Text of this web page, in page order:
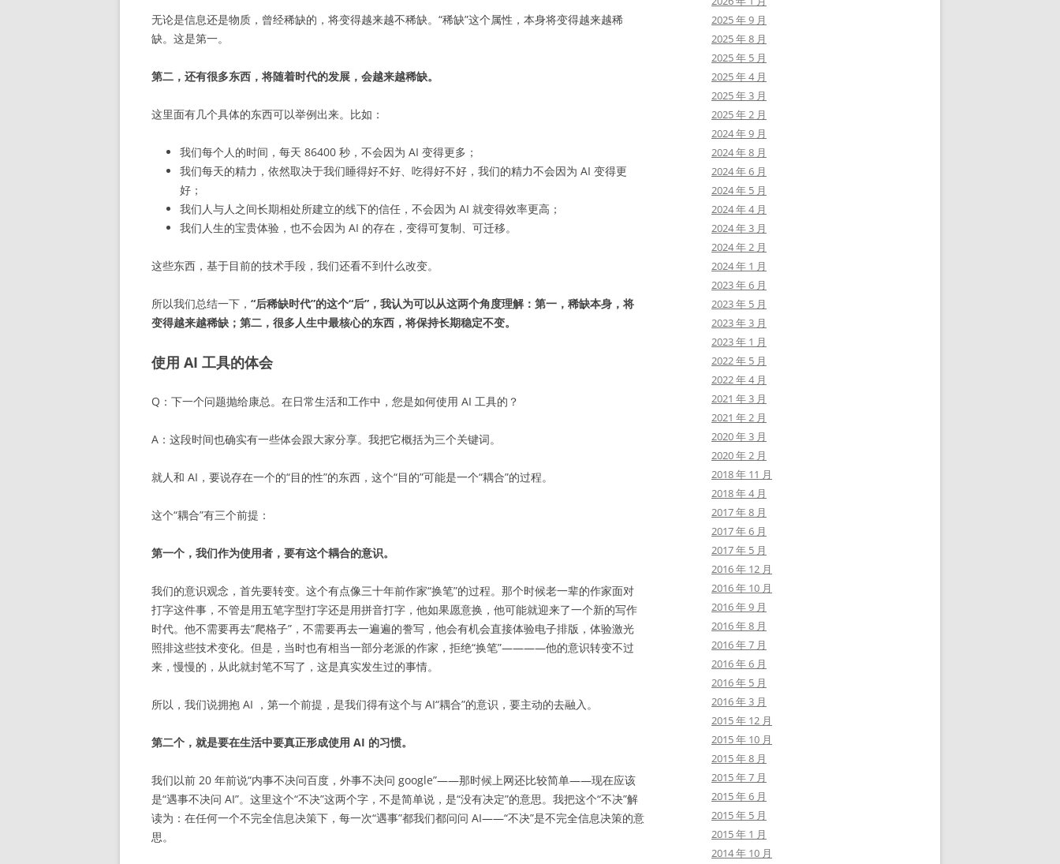
无论是信息还是物质，曾经稀缺的，将变得越来越不稀缺。“稀缺”这个属性，本身将变得越来越稀
缺。这是第一。
第二，还有很多东西，将随着时代的发展，会越来越稀缺。
这里面有几个具体的东西可以举例出来。比如：
我们每个人的时间，每天 86400 秒，不会因为 AI 变得更多；
我们每天的精力，依然取决于我们睡得好不好、吃得好不好，我们的精力不会因为 AI 变得更
好；
我们人与人之间长期相处所建立的线下的信任，不会因为 AI 就变得效率更高；
我们人生的宝贵体验，也不会因为 AI 的存在，变得可复制、可迁移。
这些东西，基于目前的技术手段，我们还看不到什么改变。
所以我们总结一下， “后稀缺时代”的这个“后”，我认为可以从这两个角度理解：第一，稀缺本身，将
变得越来越稀缺；第二，很多人生中最核心的东西，将保持长期稳定不变。
使用 AI 工具的体会
Q：下一个问题抛给康总。在日常生活和工作中，您是如何使用 AI 工具的？
A：这段时间也确实有一些体会跟大家分享。我把它概括为三个关键词。
就人和 AI，要说存在一个的“目的性”的东西，这个“目的”可能是一个“耦合”的过程。
这个“耦合”有三个前提：
第一个，我们作为使用者，要有这个耦合的意识。
我们的意识观念，首先要转变。这个有点像三十年前作家“换笔”的过程。那个时候老一辈的作家面对
打字这件事，不管是用五笔字型打字还是用拼音打字，他如果愿意换，他可能就迎来了一个新的写作
时代。他不需要再去“爬格子”，不需要再去一遍遍的誊写，他会有机会直接体验电子排版，体验激光
照排这些技术变化。但是，当时也有相当一部分老派的作家，拒绝“换笔”————他的意识转变不过
来，慢慢的，从此就封笔不写了，这是真实发生过的事情。
所以，我们说拥抱 AI ，第一个前提，是我们得有这个与 AI“耦合”的意识，要主动的去融入。
第二个，就是要在生活中要真正形成使用 AI 的习惯。
我们以前 20 年前说“内事不决问百度，外事不决问 google”——那时候上网还比较简单——现在应该
是“遇事不决问 AI”。这里这个“不决”这两个字，不是简单说，是“没有决定”的意思。我把这个“不决”解
读为：在任何一个不完全信息决策下，每一次“遇事”都我们都问问 AI——“不决”是不完全信息决策的意
思。
2025 年 9 月
2025 年 8 月
2025 年 5 月
2025 年 4 月
2025 年 3 月
2025 年 2 月
2024 年 9 月
2024 年 8 月
2024 年 6 月
2024 年 5 月
2024 年 4 月
2024 年 3 月
2024 年 2 月
2024 年 1 月
2023 年 6 月
2023 年 5 月
2023 年 3 月
2023 年 1 月
2022 年 5 月
2022 年 4 月
2021 年 3 月
2021 年 2 月
2020 年 3 月
2020 年 2 月
2018 年 11 月
2018 年 4 月
2017 年 8 月
2017 年 6 月
2017 年 5 月
2016 年 12 月
2016 年 10 月
2016 年 9 月
2016 年 8 月
2016 年 7 月
2016 年 6 月
2016 年 5 月
2016 年 3 月
2015 年 12 月
2015 年 10 月
2015 年 8 月
2015 年 7 月
2015 年 6 月
2015 年 5 月
2015 年 1 月
2014 年 10 月